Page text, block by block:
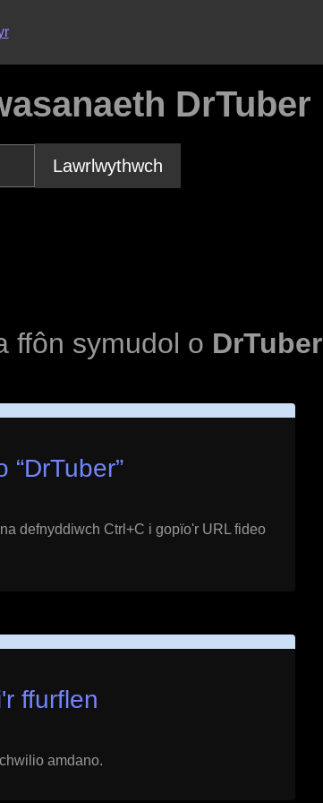
DrTuber
Lawrlwythwch
ffôn symudol o DrTuber
“DrTuber”
defnyddiwch Ctrl+C i gopïo'r URL fideo
ffurflen
amdano.